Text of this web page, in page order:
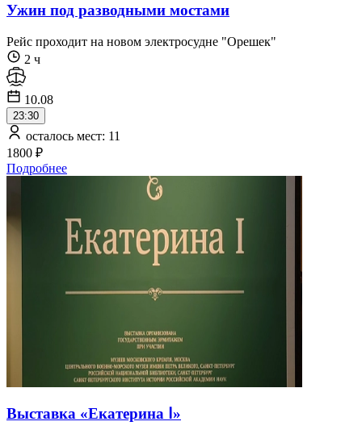
Ужин под разводными мостами
Рейс проходит на новом электросудне "Орешек"
2 ч
10.08
23:30
осталось мест: 11
1800 ₽
Подробнее
Выставка «Екатерина ‭Ⅰ»